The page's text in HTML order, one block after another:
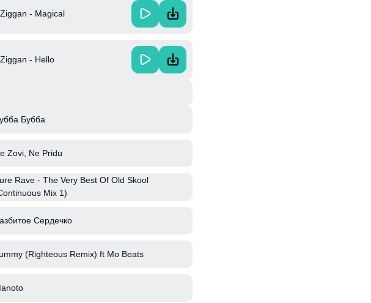
Ziggan - Magical
Ziggan - Hello
Бубба
Zovi, Ne Pridu
Rave - The Very Best Of Old Skool
Mix 1)
Сердечко
(Righteous Remix) ft Mo Beats